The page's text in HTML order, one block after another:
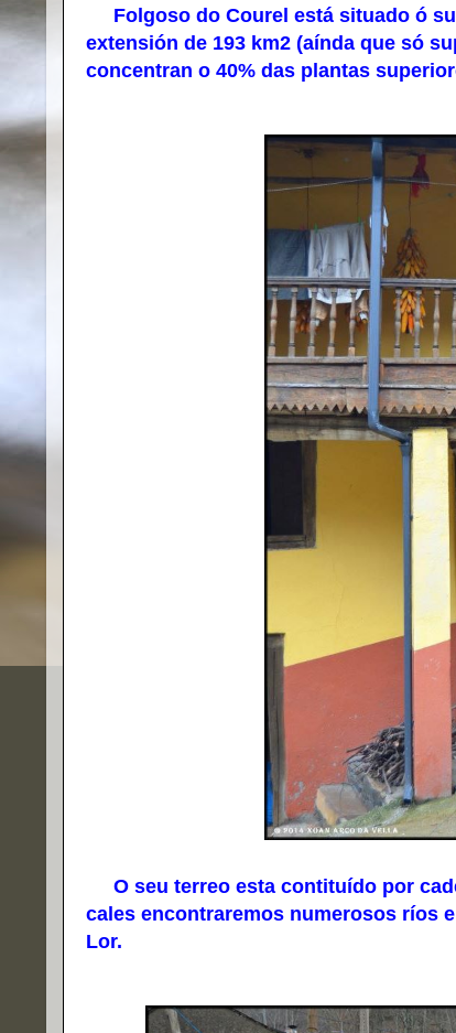
Folgoso do Courel está situado ó
extensión de 193 km2 (aínda que só
concentran o 40% das plantas
O seu terreo esta contituído por
cales encontraremos numerosos ríos
Lor.